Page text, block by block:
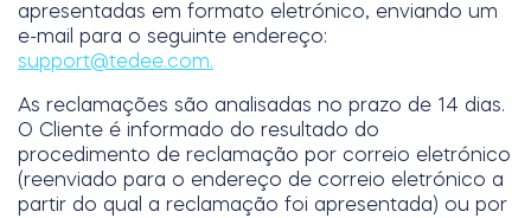
apresentadas em formato eletrónico, enviando um
e-mail para o seguinte endereço:
support@tedee.com
As reclamações são analisadas no prazo de 14 dias.
O Cliente é informado do resultado do
procedimento de reclamação por correio eletrónico
(reenviado para o endereço de correio eletrónico a
partir do qual a reclamação foi apresentada) ou por